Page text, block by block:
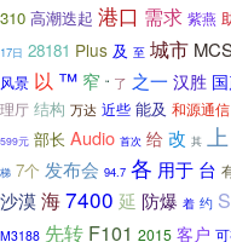
310 高潮迭起 港口 需求 紫燕
17日 28181 Plus 及 至 城市
风景 以 ™ 窄 “ 了 之一 汉胜
理厅 结构 万达 近些 能及 和源通信
599元 部长 Audio 首次 给改 其 上
梯 7个 发布会 94.7 各 用于 台
沙漠海7400 延 防爆 着 约
M3188 先转 F101 2015 客户